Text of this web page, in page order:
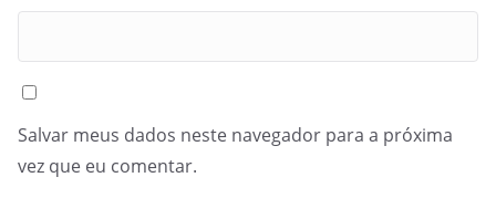
Salvar meus dados neste navegador para a próxima
vez que eu comentar.